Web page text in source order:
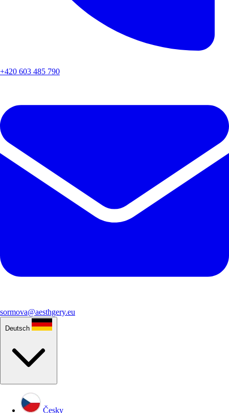
+420 603 485 790
sormova@aesthgery.eu
Deutsch
Česky